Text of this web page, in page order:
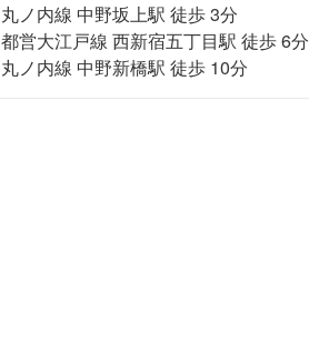
丸ノ内線 中野坂上駅 徒歩 3分
都営大江戸線 西新宿五丁目駅 徒歩 6分
丸ノ内線 中野新橋駅 徒歩 10分